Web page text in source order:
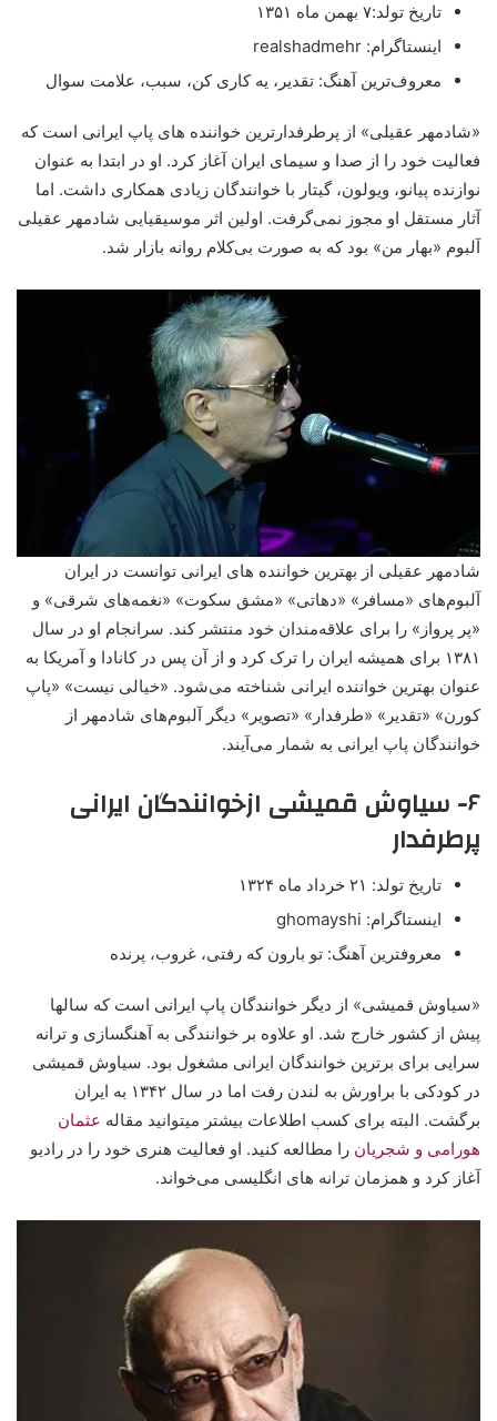
تاریخ تولد:۷ بهمن ماه ۱۳۵۱
اینستاگرام: realshadmehr
معروف‌ترین آهنگ: تقدیر، یه کاری کن، سبب، علامت سوال
«شادمهر عقیلی» از پرطرفدارترین خواننده های پاپ ایرانی است که
فعالیت خود را از صدا و سیمای ایران آغاز کرد. او در ابتدا به عنوان
نوازنده پیانو، ویولون، گیتار با خوانندگان زیادی همکاری داشت. اما
آثار مستقل او مجوز نمی‌گرفت. اولین اثر موسیقیایی شادمهر عقیلی
آلبوم «بهار من» بود که به صورت بی‌کلام روانه بازار شد.
شادمهر عقیلی از بهترین خواننده های ایرانی توانست در ایران
آلبوم‌های «مسافر» «دهاتی» «مشق سکوت» «نغمه‌های شرقی» و
«پر پرواز» را برای علاقه‌مندان خود منتشر کند. سرانجام او در سال
۱۳۸۱ برای همیشه ایران را ترک کرد و از آن پس در کانادا و آمریکا به
عنوان بهترین خواننده ایرانی شناخته می‌شود. «خیالی نیست» «پاپ
کورن» «تقدیر» «طرفدار» «تصویر» دیگر آلبوم‌های شادمهر از
خوانندگان پاپ ایرانی به شمار می‌آیند.
۶- سیاوش قمیشی ازخوانندگان ایرانی
پرطرفدار
تاریخ تولد: ۲۱ خرداد ماه ۱۳۲۴
اینستاگرام: ghomayshi
معروفترین آهنگ: تو بارون که رفتی، غروب، پرنده
«سیاوش قمیشی» از دیگر خوانندگان پاپ ایرانی است که سالها
پیش از کشور خارج شد. او علاوه بر خوانندگی به آهنگسازی و ترانه
سرایی برای برترین خوانندگان ایرانی مشغول بود. سیاوش قمیشی
در کودکی با براورش به لندن رفت اما در سال ۱۳۴۲ به ایران
برگشت. البته برای کسب اطلاعات بیشتر میتوانید مقاله عثمان
هورامی و شجریان را مطالعه کنید. او فعالیت هنری خود را در رادیو
آغاز کرد و همزمان ترانه های انگلیسی می‌خواند.